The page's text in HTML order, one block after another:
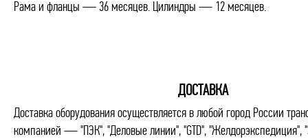
Рама и фланцы — 36 месяцев. Цилиндры — 12 месяцев.
ДОСТАВКА
Доставка оборудования осуществляется в любой город России
компанией — "ПЭК", "Деловые линии", "GTD", "Желдорэкспедиция",